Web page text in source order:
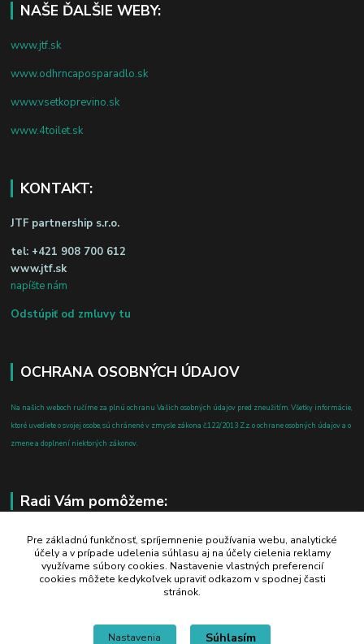
NAŠE ĎALŠIE WEBY:
www.jtf.sk
www.odhrncaposparadlo.sk
www.vsetkoprevino.sk
www.4toilet.sk
KONTAKT:
JTF partnership s.r.o.
tel: +421 908 700 612
www.jtf.sk
napíšte nám
Odstúpiť od zmluvy tu
OCHRANA OSOBNÝCH ÚDAJOV
Na našich weboch ručíme za plnú ochranu Vašich osobných údajov pred zneužitím. Všetky informácie,
ktoré uvediete o svojej osobe, sú chránené v zmysle zákona č.122/2013 Z.z. o ochrane osobných údajov a o
zmene a doplnení niektorých zákonov.
Radi Vám pomôžeme:
+421 908 700 612
po-pia: 8.00 - 16.00
business@jtf.sk
Pre základnú funkčnosť, spríjemnenie používania webu, analytické
účely a v prípade udelenia súhlasu aj na účely cielenia reklamy
využívame súbory cookies. Nastavenie vlastných preferencií
cookies môžete kedykoľvek upraviť odkazom v spodnej časti
stránok.
Nastavenia Súhlasím